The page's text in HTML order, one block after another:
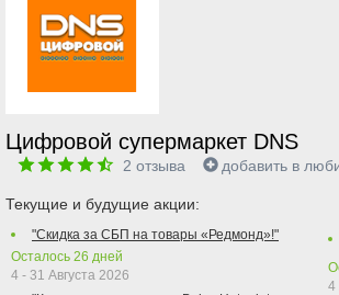
Цифровой супермаркет DNS
2 отзыва добавить в
Текущие и будущие акции:
"Скидка за СБП на товары «Редмонд»!"
Осталось 26 дней
4 - 31 Августа 2026
4